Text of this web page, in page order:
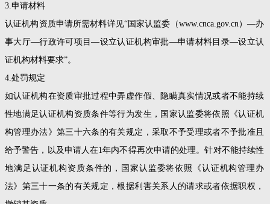
3.申请材料
认证机构资质申请所需材料详见“国家认监委（www.cnca.gov.cn）—办
事大厅—行政许可项目—设立认证机构审批—申请材料目录—设立认
证机构材料要求”。
4.处罚规定
如认证机构在资质审批过程中弄虚作假、隐瞒真实情况或者不能持续
性地满足认证机构资质条件等行为发生，国家认监委将依照《认证机
构管理办法》第三十六条的有关规定，采取不予受理或者不予批准且
给予警告，以及申请人在1年内不得再次申请的处理。针对不能持续性
地满足认证机构资质条件的，国家认监委将依照《认证机构管理办
法》第三十一条的有关规定，根据利害关系人的请求或者依据职权，